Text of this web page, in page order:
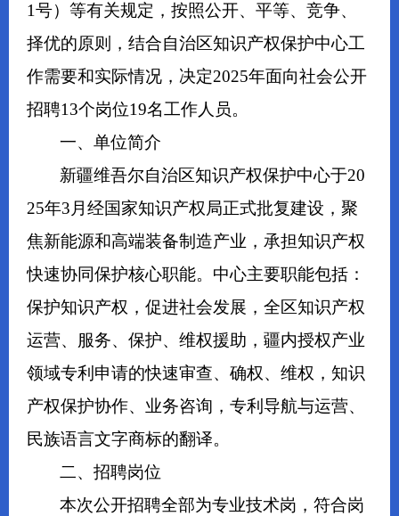
1号）等有关规定，按照公开、平等、竞争、
择优的原则，结合自治区知识产权保护中心工
作需要和实际情况，决定2025年面向社会公开
招聘13个岗位19名工作人员。
一、单位简介
新疆维吾尔自治区知识产权保护中心于20
25年3月经国家知识产权局正式批复建设，聚
焦新能源和高端装备制造产业，承担知识产权
快速协同保护核心职能。中心主要职能包括：
保护知识产权，促进社会发展，全区知识产权
运营、服务、保护、维权援助，疆内授权产业
领域专利申请的快速审查、确权、维权，知识
产权保护协作、业务咨询，专利导航与运营、
民族语言文字商标的翻译。
二、招聘岗位
本次公开招聘全部为专业技术岗，符合岗